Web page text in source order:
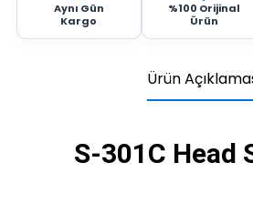
Aynı Gün
Kargo
%100 Orijinal
Ürün
Ürün
S-301C